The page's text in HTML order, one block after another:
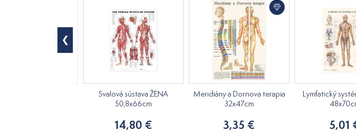
Svalová sústava ŽENA
50,8x66cm
14,80 €
Meridiány a Dornova terapia
32x47cm
3,35 €
Lymfatický
5,01